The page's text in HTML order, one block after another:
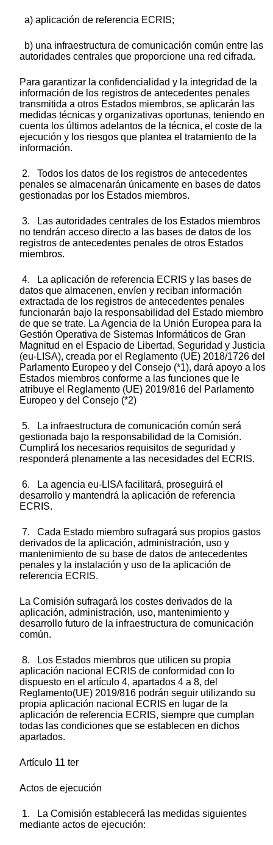
a) aplicación de referencia ECRIS;
b) una infraestructura de comunicación común entre las
autoridades centrales que proporcione una red cifrada.
Para garantizar la confidencialidad y la integridad de la
información de los registros de antecedentes penales
transmitida a otros Estados miembros, se aplicarán las
medidas técnicas y organizativas oportunas, teniendo en
cuenta los últimos adelantos de la técnica, el coste de la
ejecución y los riesgos que plantea el tratamiento de la
información.
2. Todos los datos de los registros de antecedentes
penales se almacenarán únicamente en bases de datos
gestionadas por los Estados miembros.
3. Las autoridades centrales de los Estados miembros
no tendrán acceso directo a las bases de datos de los
registros de antecedentes penales de otros Estados
miembros.
4. La aplicación de referencia ECRIS y las bases de
datos que almacenen, envíen y reciban información
extractada de los registros de antecedentes penales
funcionarán bajo la responsabilidad del Estado miembro
de que se trate. La Agencia de la Unión Europea para la
Gestión Operativa de Sistemas Informáticos de Gran
Magnitud en el Espacio de Libertad, Seguridad y Justicia
(eu-LISA), creada por el Reglamento (UE) 2018/1726 del
Parlamento Europeo y del Consejo (*1), dará apoyo a los
Estados miembros conforme a las funciones que le
atribuye el Reglamento (UE) 2019/816 del Parlamento
Europeo y del Consejo (*2)
5. La infraestructura de comunicación común será
gestionada bajo la responsabilidad de la Comisión.
Cumplirá los necesarios requisitos de seguridad y
responderá plenamente a las necesidades del ECRIS.
6. La agencia eu-LISA facilitará, proseguirá el
desarrollo y mantendrá la aplicación de referencia
ECRIS.
7. Cada Estado miembro sufragará sus propios gastos
derivados de la aplicación, administración, uso y
mantenimiento de su base de datos de antecedentes
penales y la instalación y uso de la aplicación de
referencia ECRIS.
La Comisión sufragará los costes derivados de la
aplicación, administración, uso, mantenimiento y
desarrollo futuro de la infraestructura de comunicación
común.
8. Los Estados miembros que utilicen su propia
aplicación nacional ECRIS de conformidad con lo
dispuesto en el artículo 4, apartados 4 a 8, del
Reglamento(UE) 2019/816 podrán seguir utilizando su
propia aplicación nacional ECRIS en lugar de la
aplicación de referencia ECRIS, siempre que cumplan
todas las condiciones que se establecen en dichos
apartados.
Artículo 11 ter
Actos de ejecución
1. La Comisión establecerá las medidas siguientes
mediante actos de ejecución: